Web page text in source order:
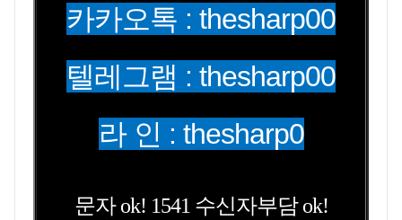
카카오톡 : thesharp00
텔레그램 : thesharp00
라 인 : thesharp0
문자 ok! 1541 수신자부담 ok!